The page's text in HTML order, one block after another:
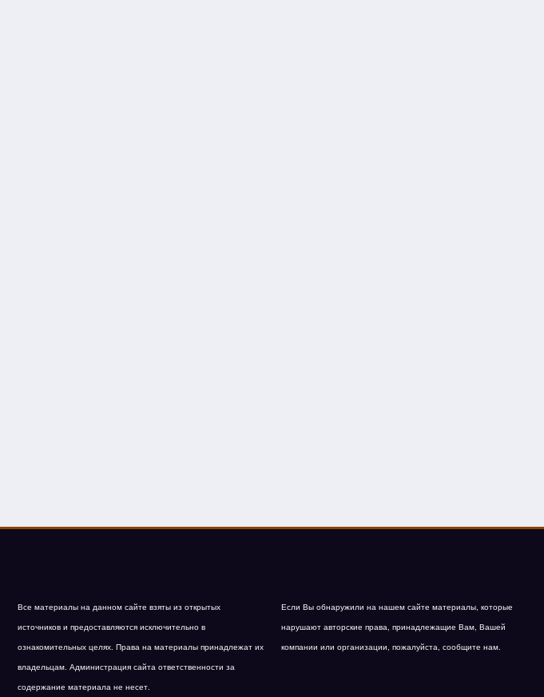
Все материалы на данном сайте взяты из открытых
источников и предоставляются исключительно в
ознакомительных целях. Права на материалы принадлежат их
владельцам. Администрация сайта ответственности за
содержание материала не несет.
Если Вы обнаружили на нашем сайте материалы, которые
нарушают авторские права, принадлежащие Вам, Вашей
компании или организации, пожалуйста, сообщите нам.